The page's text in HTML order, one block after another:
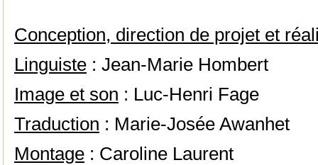
Conception, direction de projet et
Linguiste : Jean-Marie Hombert
Image et son : Luc-Henri Fage
Traduction : Marie-Josée Awanhet
Montage : Caroline Laurent